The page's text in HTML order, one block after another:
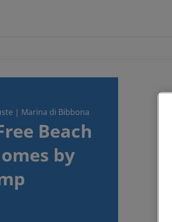
| Marina di Bibbona
Beach
by